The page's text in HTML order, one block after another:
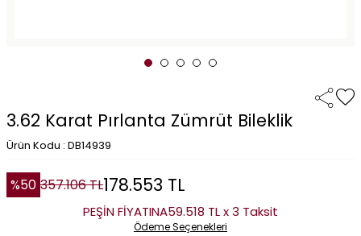
3.62 Karat Pırlanta Zümrüt Bileklik
Ürün Kodu : DB14939
%50 357.106TL178.553 TL
PEŞİN FİYATINA59.518 TL x 3 Taksit
Ödeme Seçenekleri